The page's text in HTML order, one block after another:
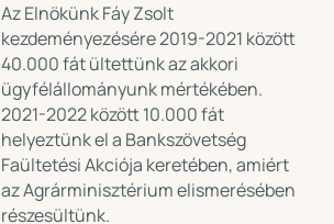
Az Elnökünk Fáy Zsolt
kezdeményezésére 2019-2021 között
40.000 fát ültettünk az akkori
ügyfélállományunk mértékében.
2021-2022 között 10.000 fát
helyeztünk el a Bankszövetség
Faültetési Akciója keretében, amiért
az Agrárminisztérium elismerésében
részesültünk.